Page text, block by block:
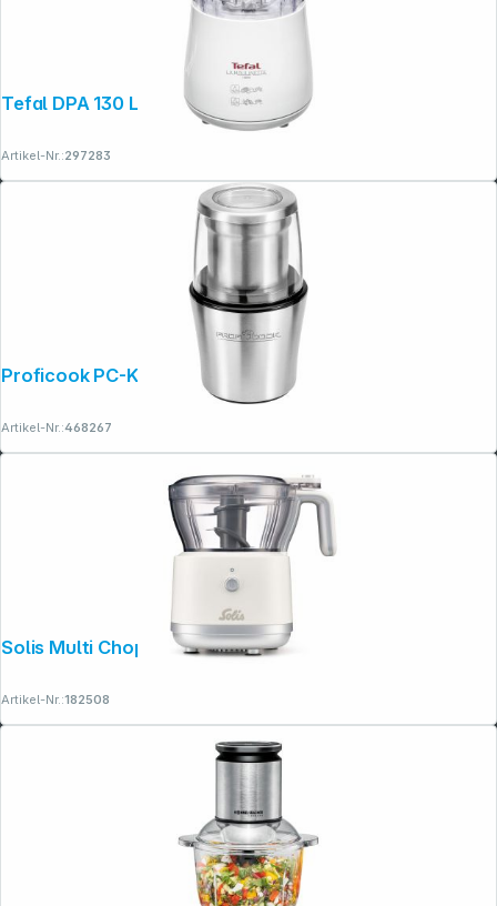
Tefal DPA 130 La Moulinette
Artikel-Nr.:297283
Proficook PC-KSW 1021
Artikel-Nr.:468267
Solis Multi Chopper Typ 8330
Artikel-Nr.:182508